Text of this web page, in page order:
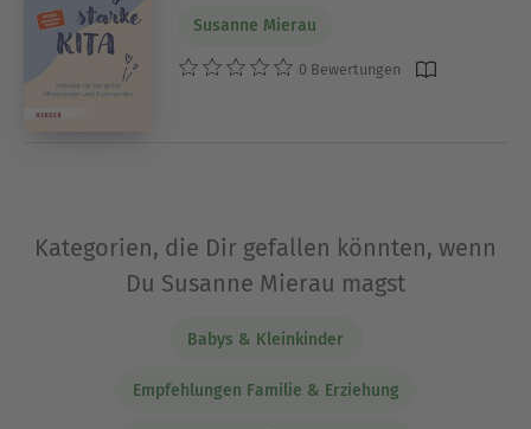
Susanne Mierau
0 Bewertungen
Kategorien, die Dir gefallen könnten, wenn
Du Susanne Mierau magst
Babys & Kleinkinder
Empfehlungen Familie & Erziehung